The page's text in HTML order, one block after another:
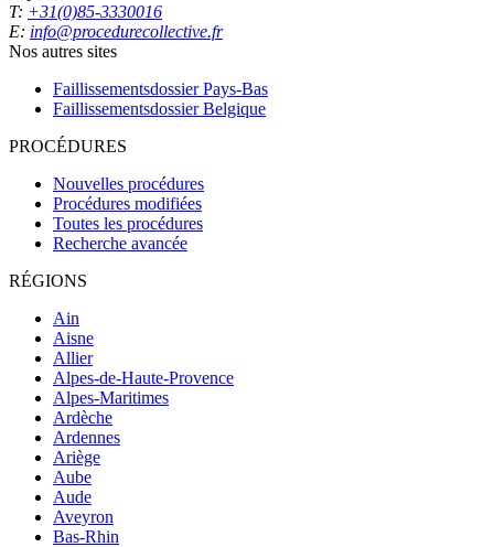
T: +31(0)85-3330016
E: info@procedurecollective.fr
Nos autres sites
Faillissementsdossier Pays-Bas
Faillissementsdossier Belgique
PROCÉDURES
Nouvelles procédures
Procédures modifiées
Toutes les procédures
Recherche avancée
RÉGIONS
Ain
Aisne
Allier
Alpes-de-Haute-Provence
Alpes-Maritimes
Ardèche
Ardennes
Ariège
Aube
Aude
Aveyron
Bas-Rhin